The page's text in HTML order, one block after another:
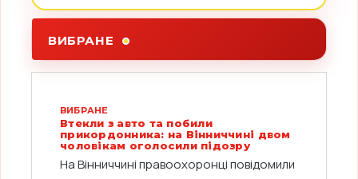
ВИБРАНЕ
ВИБРАНЕ
Втекли з авто та побили
прикордонника: на Вінниччині двом
чоловікам оголосили підозру
На Вінниччині правоохоронці повідомили